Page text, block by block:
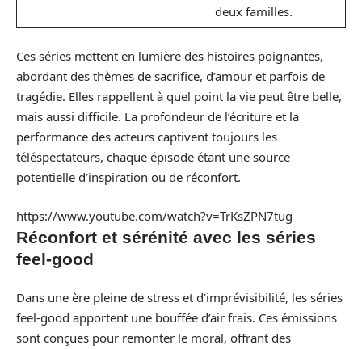
deux familles.
Ces séries mettent en lumière des histoires poignantes,
abordant des thèmes de sacrifice, d’amour et parfois de
tragédie. Elles rappellent à quel point la vie peut être belle,
mais aussi difficile. La profondeur de l’écriture et la
performance des acteurs captivent toujours les
téléspectateurs, chaque épisode étant une source
potentielle d’inspiration ou de réconfort.
https://www.youtube.com/watch?v=TrKsZPN7tug
Réconfort et sérénité avec les séries
feel-good
Dans une ère pleine de stress et d’imprévisibilité, les séries
feel-good apportent une bouffée d’air frais. Ces émissions
sont conçues pour remonter le moral, offrant des